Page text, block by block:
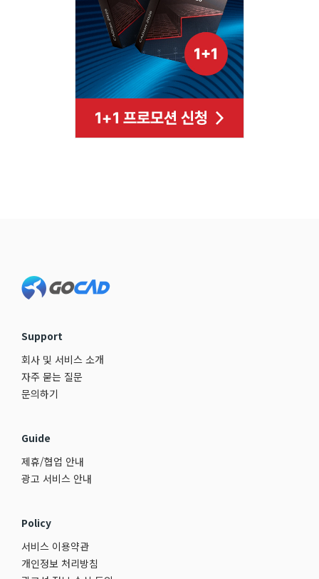
Support
회사 및 서비스 소개
자주 묻는 질문
문의하기
Guide
제휴/협업 안내
광고 서비스 안내
Policy
서비스 이용약관
개인정보 처리방침